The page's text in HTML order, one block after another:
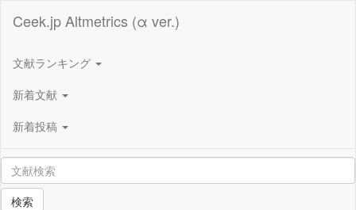
Ceek.jp Altmetrics (α ver.)
文献ランキング
新着文献
新着投稿
検索